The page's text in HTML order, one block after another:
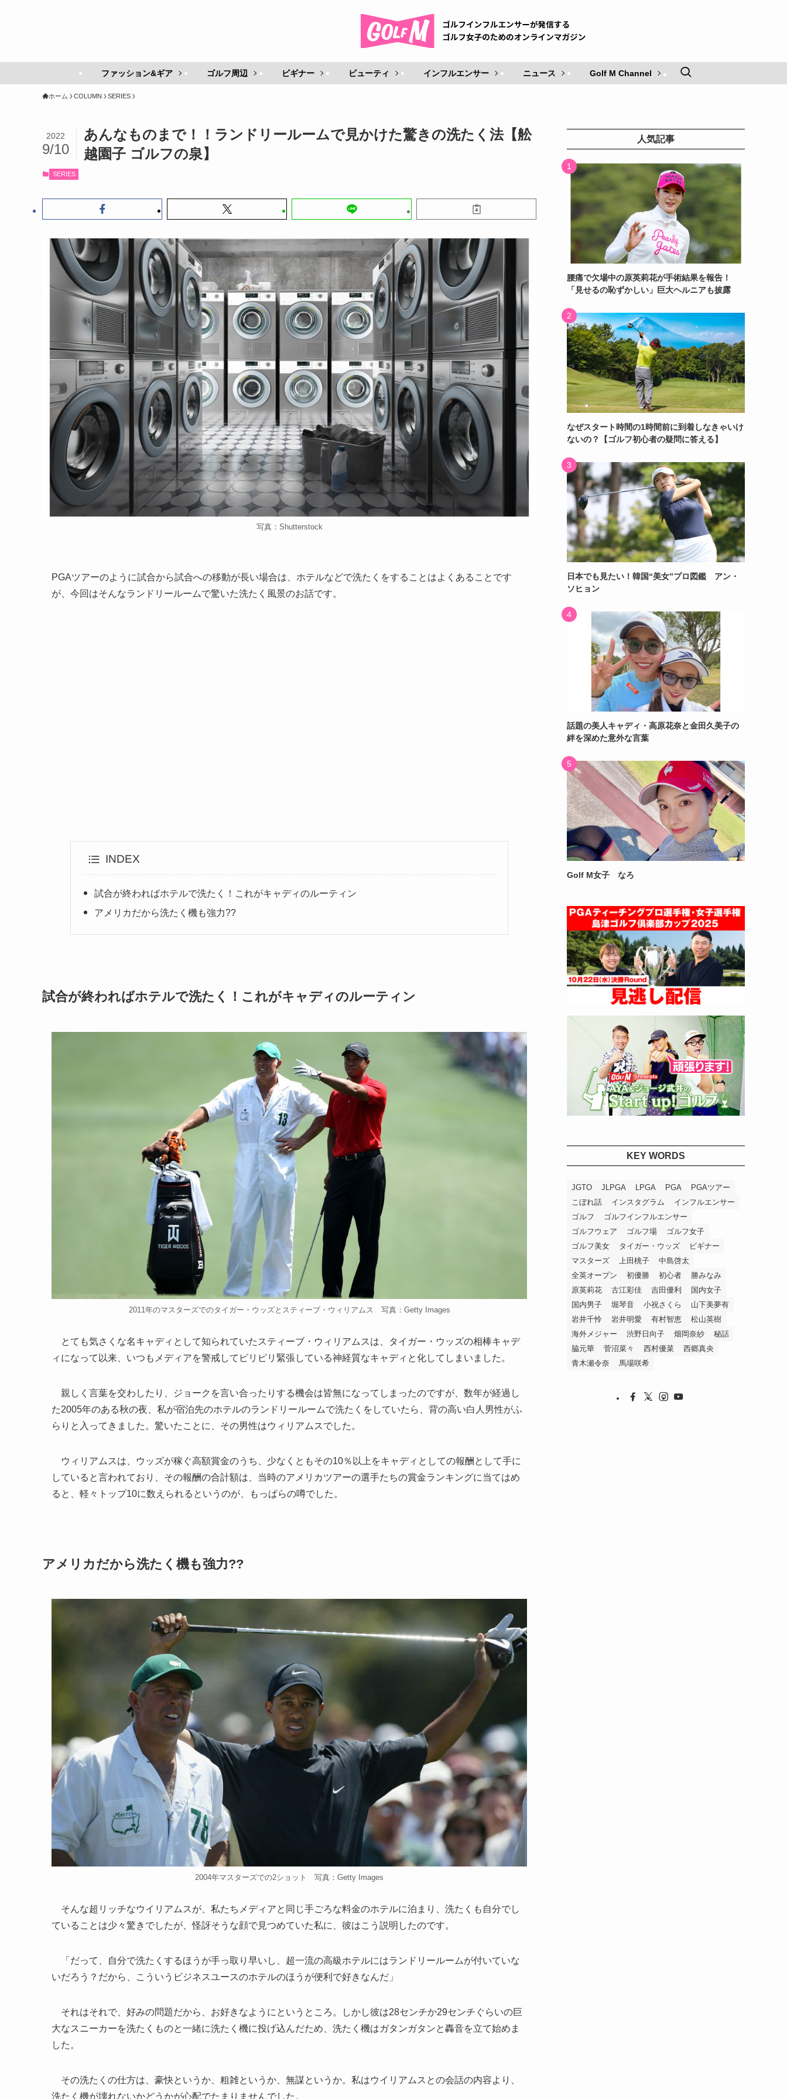
ファッション&ギア ゴルフ周辺 ビギナー ビューティ インフルエンサー ニュース Golf M Channel
ホーム COLUMN SERIES
あんなものまで！！ランドリールームで見かけた驚きの洗たく法【舩
越園子 ゴルフの泉】
2022
9/10
SERIES
写真：Shutterstock
PGAツアーのように試合から試合への移動が長い場合は、ホテルなどで洗たくをすることはよくあることです
が、今回はそんなランドリールームで驚いた洗たく風景のお話です。
INDEX
試合が終わればホテルで洗たく！これがキャディのルーティン
アメリカだから洗たく機も強力??
試合が終わればホテルで洗たく！これがキャディのルーティン
2011年のマスターズでのタイガー・ウッズとスティーブ・ウィリアムス 写真：Getty Images
とても気さくな名キャディとして知られていたスティーブ・ウィリアムスは、タイガー・ウッズの相棒キャデ
ィになって以来、いつもメディアを警戒してピリピリ緊張している神経質なキャディと化してしまいました。
親しく言葉を交わしたり、ジョークを言い合ったりする機会は皆無になってしまったのですが、数年が経過し
た2005年のある秋の夜、私が宿泊先のホテルのランドリールームで洗たくをしていたら、背の高い白人男性がふ
らりと入ってきました。驚いたことに、その男性はウィリアムスでした。
ウィリアムスは、ウッズが稼ぐ高額賞金のうち、少なくともその10％以上をキャディとしての報酬として手に
していると言われており、その報酬の合計額は、当時のアメリカツアーの選手たちの賞金ランキングに当てはめ
ると、軽々トップ10に数えられるというのが、もっぱらの噂でした。
アメリカだから洗たく機も強力??
2004年マスターズでの2ショット 写真：Getty Images
そんな超リッチなウイリアムスが、私たちメディアと同じ手ごろな料金のホテルに泊まり、洗たくも自分でし
ていることは少々驚きでしたが、怪訝そうな顔で見つめていた私に、彼はこう説明したのです。
「だって、自分で洗たくするほうが手っ取り早いし、超一流の高級ホテルにはランドリールームが付いていな
いだろう？だから、こういうビジネスユースのホテルのほうが便利で好きなんだ」
それはそれで、好みの問題だから、お好きなようにというところ。しかし彼は28センチか29センチぐらいの巨
大なスニーカーを洗たくものと一緒に洗たく機に投げ込んだため、洗たく機はガタンガタンと轟音を立て始めま
した。
その洗たくの仕方は、豪快というか、粗雑というか、無謀というか。私はウイリアムスとの会話の内容より、
洗たく機が壊れないかどうかが心配でたまりませんでした。
人気記事
腰痛で欠場中の原英莉花が手術結果を報告！
「見せるの恥ずかしい」巨大ヘルニアも披露
なぜスタート時間の1時間前に到着しなきゃいけ
ないの？【ゴルフ初心者の疑問に答える】
日本でも見たい！韓国“美女”プロ図鑑 アン・
ソヒョン
話題の美人キャディ・高原花奈と金田久美子の
絆を深めた意外な言葉
Golf M女子 なろ
KEY WORDS
JGTO JLPGA LPGA PGA
PGAツアー
こぼれ話
インスタグラム
インフルエンサー
ゴルフ
ゴルフインフルエンサー
ゴルフウェア
ゴルフ場
ゴルフ女子
ゴルフ美女
タイガー・ウッズ
ビギナー
マスターズ
上田桃子
中島啓太
全英オープン
初優勝 初心者
勝みなみ
原英莉花
古江彩佳 吉田優利
国内女子
国内男子
堀琴音 小祝さくら
山下美夢有
岩井千怜
岩井明愛 有村智恵
松山英樹
海外メジャー
渋野日向子 畑岡奈紗
秘話
脇元華
菅沼菜々 西村優菜
西郷真央
青木瀬令奈
馬場咲希